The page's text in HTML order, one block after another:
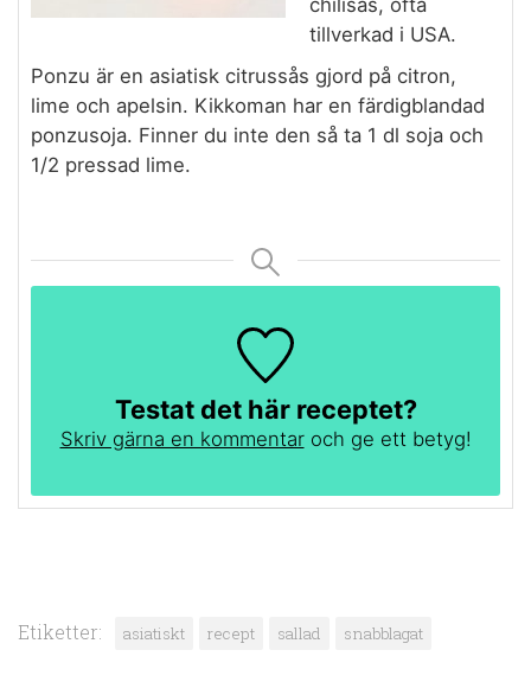
tillverkad i USA.
Ponzu är en asiatisk citrussås gjord på citron,
lime och apelsin. Kikkoman har en färdigblandad
ponzusoja. Finner du inte den så ta 1 dl soja och
1/2 pressad lime.
Testat det här receptet?
Skriv gärna en kommentaroch ge ett betyg!
Etiketter: asiatiskt recept sallad snabblagat